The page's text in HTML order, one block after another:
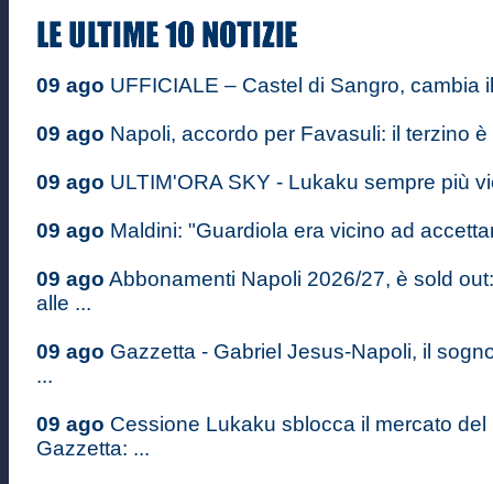
09 ago UFFICIALE – Castel di Sangro, cambia
09 ago Napoli, accordo per Favasuli: il terzino è
09 ago ULTIM'ORA SKY - Lukaku sempre più
09 ago Maldini: "Guardiola era vicino ad
09 ago Abbonamenti Napoli 2026/27, è sold
alle ...
09 ago Gazzetta - Gabriel Jesus-Napoli, il
...
09 ago Cessione Lukaku sblocca il mercato del
Gazzetta: ...